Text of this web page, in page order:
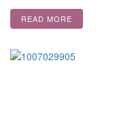
READ MORE